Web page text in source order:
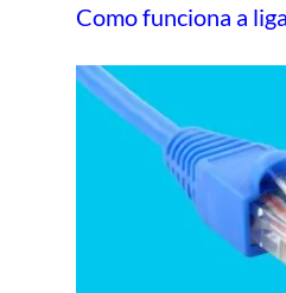
Como funciona a